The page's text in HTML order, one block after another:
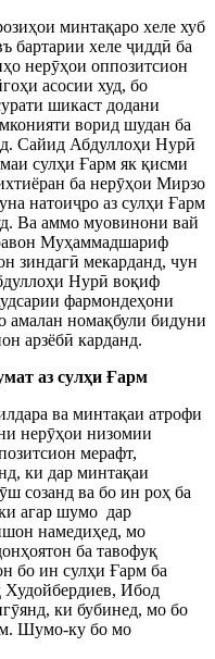
минтақаро хеле хуб
бартарии хеле ҷиддӣ ба
нерӯҳои оппозитсион
асосии худ, бо
шикаст додани
ворид шудан ба
Сайид Абдуллоҳи Нурӣ
сулҳи Ғарм як қисми
ба нерӯҳои Мирзо
натоиҷро аз сулҳи Ғарм
Ва аммо муовинони вай
Муҳаммадшариф
зиндагӣ мекарданд, чун
Нурӣ воқиф
фармондеҳони
амалан номақбули бидуни
арзёбӣ карданд.
аз сулҳи Ғарм
ва минтақаи атрофи
нерӯҳои низомии
мерафт,
ки дар минтақаи
ӯш созанд ва бо ин роҳ ба
агар шумо дар
намедиҳед, мо
ба тавофуқ
бо ин сулҳи Ғарм ба
Ибод
ӯянд, ки бубинед, мо бо
Шумо-ку бо мо